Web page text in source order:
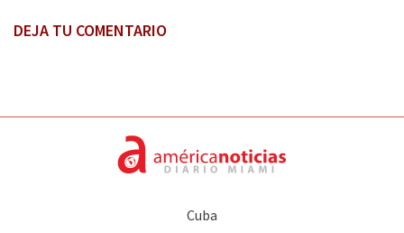
DEJA TU COMENTARIO
Cuba